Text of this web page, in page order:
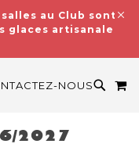
salles au Club sont
glaces artisanales
NOUS
2027